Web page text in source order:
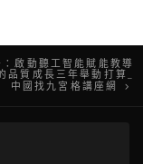
：啟動聽工智能賦能教導
品質成長三年舉動打算_
中國找九宮格講座網